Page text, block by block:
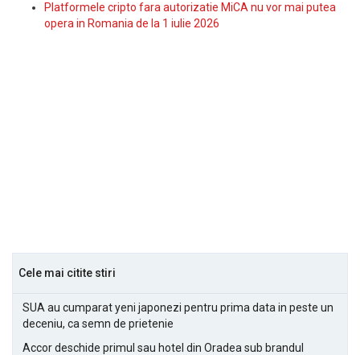
Platformele cripto fara autorizatie MiCA nu vor mai putea
opera in Romania de la 1 iulie 2026
Cele mai citite stiri
SUA au cumparat yeni japonezi pentru prima data in peste un
deceniu, ca semn de prietenie
Accor deschide primul sau hotel din Oradea sub brandul